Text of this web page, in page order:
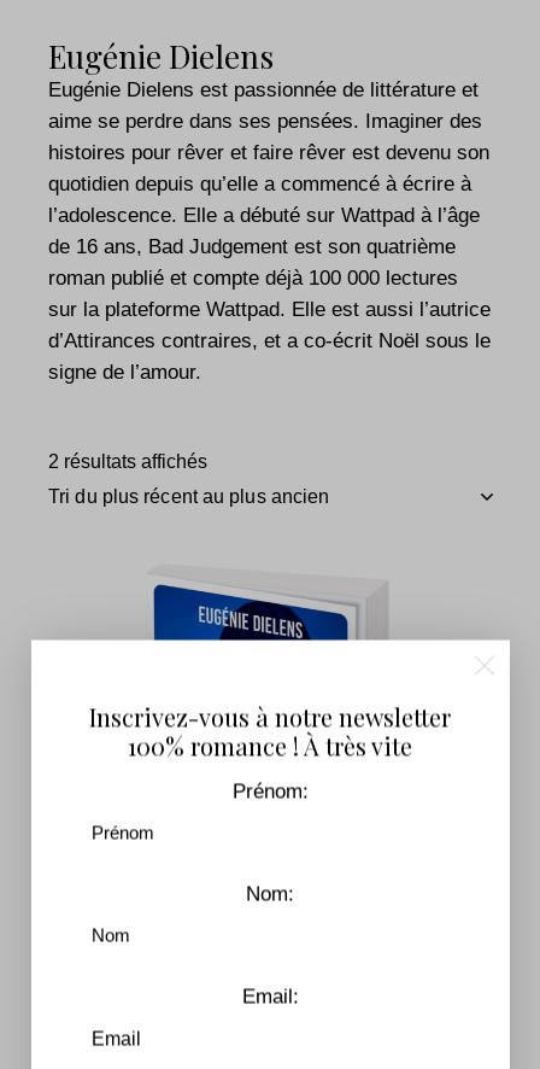
Eugénie Dielens
Eugénie Dielens est passionnée de littérature et
aime se perdre dans ses pensées. Imaginer des
histoires pour rêver et faire rêver est devenu son
quotidien depuis qu’elle a commencé à écrire à
l’adolescence. Elle a débuté sur Wattpad à l’âge
de 16 ans, Bad Judgement est son quatrième
roman publié et compte déjà 100 000 lectures
sur la plateforme Wattpad. Elle est aussi l’autrice
d’Attirances contraires, et a co-écrit Noël sous le
signe de l’amour.
2 résultats affichés
Inscrivez-vous à notre newsletter
100% romance ! À très vite
Prénom:
Nom:
Email: